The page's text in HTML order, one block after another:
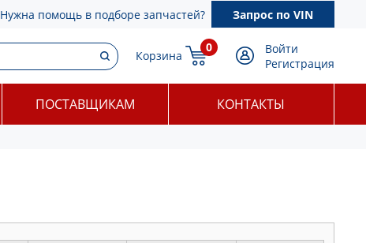
Нужна помощь в подборе запчастей? Запрос по VIN
Корзина
0
Войти
Регистрация
ПОСТАВЩИКАМ КОНТАКТЫ